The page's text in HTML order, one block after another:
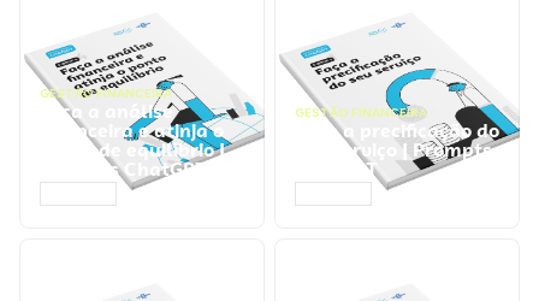
GESTÃO FINANCEIRA
Faça a análise
financeira e atinja o
ponto de equilíbrio |
Prompts ChatGPT
GESTÃO FINANCEIRA
Faça a precificação do
seu serviço | Prompts
ChatGPT